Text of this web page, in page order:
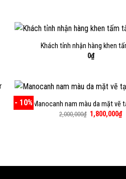
Khách tỉnh nhận hàng khen
0₫
- 10% Manocanh nam màu da mặt vẽ
2,000,000₫ Giá
gốc
1,800,000₫Giá